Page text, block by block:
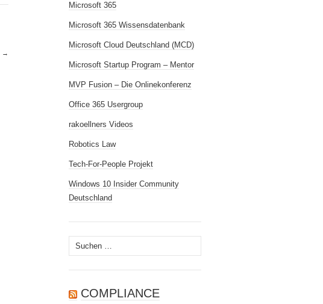
→
Microsoft 365
Microsoft 365 Wissensdatenbank
Microsoft Cloud Deutschland (MCD)
Microsoft Startup Program – Mentor
MVP Fusion – Die Onlinekonferenz
Office 365 Usergroup
rakoellners Videos
Robotics Law
Tech-For-People Projekt
Windows 10 Insider Community
Deutschland
Suchen
nach:
COMPLIANCE